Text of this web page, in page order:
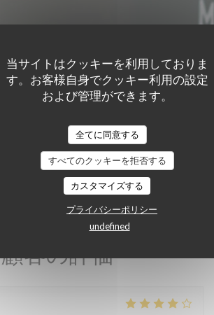
当サイトはクッキーを利用しておりま
す。お客様自身でクッキー利用の設定
および管理ができます。
全てに同意する
すべてのクッキーを拒否する
カスタマイズする
プライバシーポリシー
undefined
顧客の評価